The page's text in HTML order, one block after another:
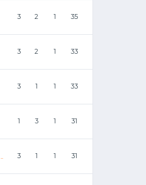
3 2 1 35
3 2 1 33
3 1 1 33
1 3 1 31
3 1 1 31